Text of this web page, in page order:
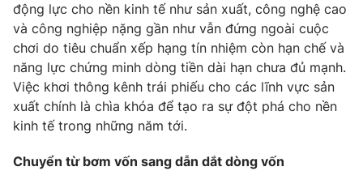
động lực cho nền kinh tế như sản xuất, công nghệ cao
và công nghiệp nặng gần như vẫn đứng ngoài cuộc
chơi do tiêu chuẩn xếp hạng tín nhiệm còn hạn chế và
năng lực chứng minh dòng tiền dài hạn chưa đủ mạnh.
Việc khơi thông kênh trái phiếu cho các lĩnh vực sản
xuất chính là chìa khóa để tạo ra sự đột phá cho nền
kinh tế trong những năm tới.
Chuyển từ bơm vốn sang dẫn dắt dòng vốn